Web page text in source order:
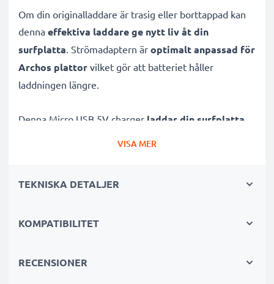
Om din originalladdare är trasig eller borttappad kan
denna effektiva laddare ge nytt liv åt din
surfplatta. Strömadaptern är optimalt anpassad för
Archos plattor vilket gör att batteriet håller
laddningen längre.
Denna Micro USB 5V charger laddar din surfplatta
överspänningsskydd, vilket gör den säker att
laddare är optimerad för din Archos platta, oavsett om
eller tablet att arbeta med.
VISA MER
TEKNISKA DETALJER
KOMPATIBILITET
RECENSIONER